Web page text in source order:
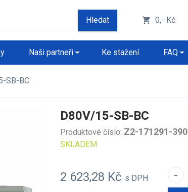
Hledat shopping_cart 0,- Kč
Naši partneři Ke stažení FAQ
SB-BC
D80V/15-SB-BC
Produktové číslo: Z2-171291-390
SKLADEM
2 623,28 Kč s DPH -